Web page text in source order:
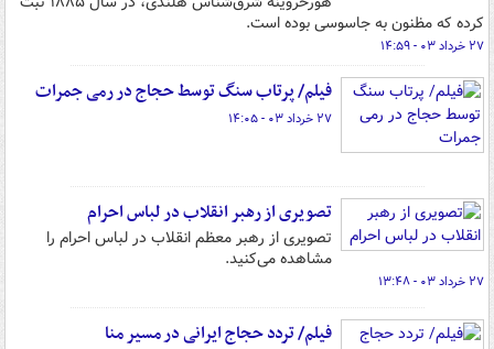
کرده که مظنون به جاسوسی بوده است.
۲۷ خرداد ۰۳ - ۱۴:۵۹
فیلم/ پرتاب سنگ توسط حجاج در رمی جمرات
۲۷ خرداد ۰۳ - ۱۴:۰۵
تصویری از رهبر انقلاب در لباس احرام
تصویری از رهبر معظم انقلاب در لباس احرام را
مشاهده می‌کنید.
۲۷ خرداد ۰۳ - ۱۳:۴۸
فیلم/ تردد حجاج ایرانی در مسیر منا